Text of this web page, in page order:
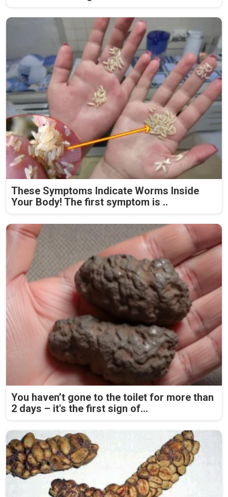
These Symptoms Indicate Worms Inside
Your Body! The first symptom is ..
You haven’t gone to the toilet for more than
2 days – it's the first sign of...